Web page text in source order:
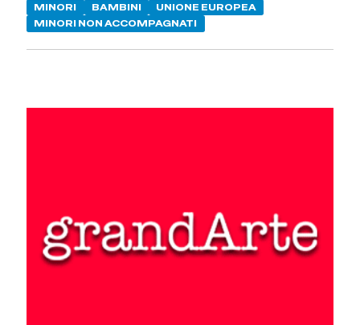
MINORI BAMBINI
UNIONE EUROPEA
MINORI NON ACCOMPAGNATI